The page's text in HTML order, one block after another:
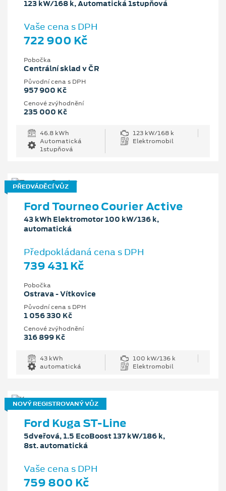
123 kW/168 k, Automatická 1stupňová
Vaše cena s DPH
722 900 Kč
Pobočka
Centrální sklad v ČR
Původní cena s DPH
957 900 Kč
Cenové zvýhodnění
235 000 Kč
46.8 kWh
123 kW/168 k
Automatická
1stupňová
Elektromobil
PŘEDVÁDĚCÍ VŮZ
Ford Tourneo Courier Active
43 kWh Elektromotor 100 kW/136 k,
automatická
Předpokládaná cena s DPH
739 431 Kč
Pobočka
Ostrava - Vítkovice
Původní cena s DPH
1 056 330 Kč
Cenové zvýhodnění
316 899 Kč
43 kWh
100 kW/136 k
automatická
Elektromobil
NOVÝ REGISTROVANÝ VŮZ
Ford Kuga ST-Line
5dveřová, 1.5 EcoBoost 137 kW/186 k,
8st. automatická
Vaše cena s DPH
759 800 Kč